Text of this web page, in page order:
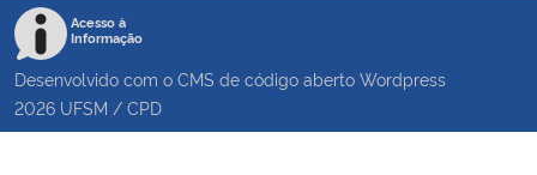
Acesso à
Informação
Desenvolvido com o CMS de código aberto Wordpress
2026 UFSM / CPD